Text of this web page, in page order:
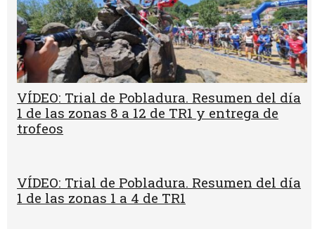
VÍDEO: Trial de Pobladura. Resumen del día
1 de las zonas 8 a 12 de TR1 y entrega de
trofeos
VÍDEO: Trial de Pobladura. Resumen del día
1 de las zonas 1 a 4 de TR1